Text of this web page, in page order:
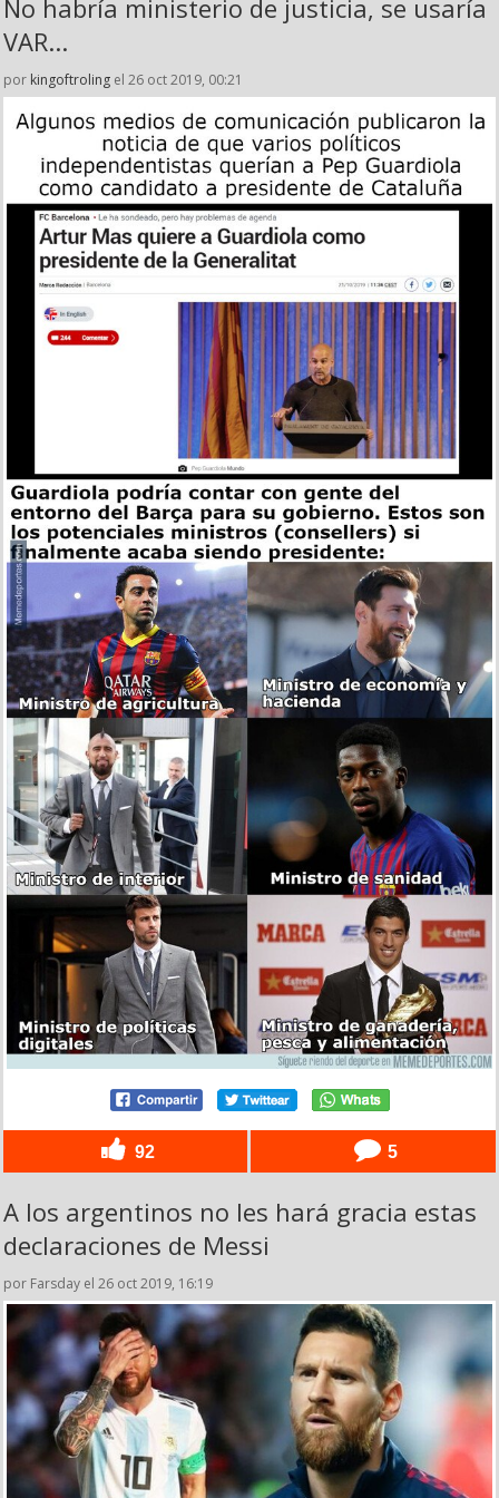
No habría ministerio de justicia, se usaría
VAR...
por kingoftroling el 26 oct 2019, 00:21
92 5
A los argentinos no les hará gracia estas
declaraciones de Messi
por Farsday el 26 oct 2019, 16:19